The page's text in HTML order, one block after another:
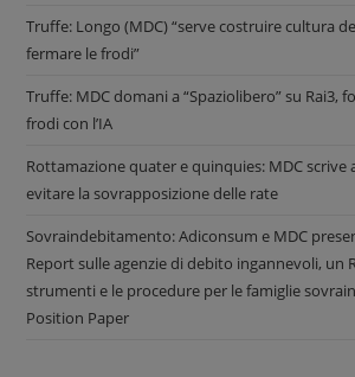
Truffe: Longo (MDC) “serve costruire cultura
fermare le frodi”
Truffe: MDC domani a “Spaziolibero” su Rai3,
frodi con l’IA
Rottamazione quater e quinquies: MDC scrive
evitare la sovrapposizione delle rate
Sovraindebitamento: Adiconsum e MDC
Report sulle agenzie di debito ingannevoli, un
strumenti e le procedure per le famiglie
Position Paper